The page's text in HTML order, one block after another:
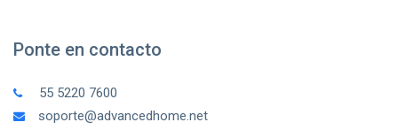
Ponte en contacto
55 5220 7600
soporte@advancedhome.net